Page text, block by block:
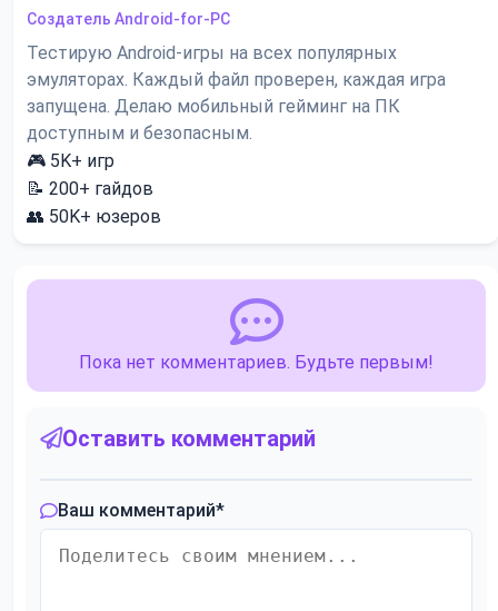
Создатель Android-for-PC
Тестирую Android-игры на всех популярных
эмуляторах. Каждый файл проверен, каждая игра
запущена. Делаю мобильный гейминг на ПК
доступным и безопасным.
🎮 5K+ игр
📝 200+ гайдов
👥 50K+ юзеров
Пока нет комментариев. Будьте первым!
Оставить комментарий
Ваш комментарий*